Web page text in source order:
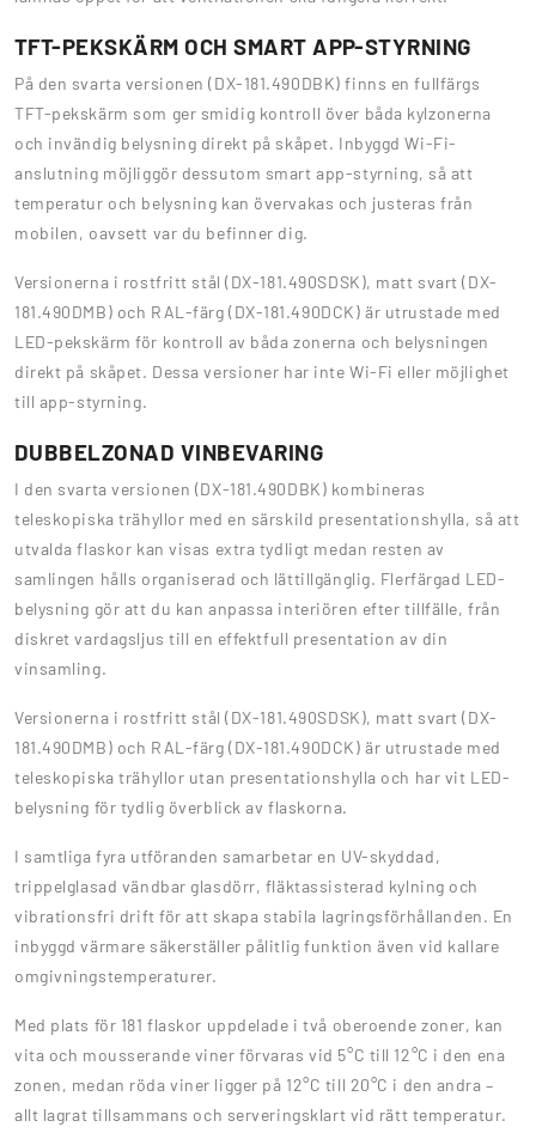
TFT-PEKSKÄRM OCH SMART APP-STYRNING
På den svarta versionen (DX-181.490DBK) finns en fullfärgs
TFT-pekskärm som ger smidig kontroll över båda kylzonerna
och invändig belysning direkt på skåpet. Inbyggd Wi-Fi-
anslutning möjliggör dessutom smart app-styrning, så att
temperatur och belysning kan övervakas och justeras från
mobilen, oavsett var du befinner dig.
Versionerna i rostfritt stål (DX-181.490SDSK), matt svart (DX-
181.490DMB) och RAL-färg (DX-181.490DCK) är utrustade med
LED-pekskärm för kontroll av båda zonerna och belysningen
direkt på skåpet. Dessa versioner har inte Wi-Fi eller möjlighet
till app-styrning.
DUBBELZONAD VINBEVARING
I den svarta versionen (DX-181.490DBK) kombineras
teleskopiska trähyllor med en särskild presentationshylla, så att
utvalda flaskor kan visas extra tydligt medan resten av
samlingen hålls organiserad och lättillgänglig. Flerfärgad LED-
belysning gör att du kan anpassa interiören efter tillfälle, från
diskret vardagsljus till en effektfull presentation av din
vinsamling.
Versionerna i rostfritt stål (DX-181.490SDSK), matt svart (DX-
181.490DMB) och RAL-färg (DX-181.490DCK) är utrustade med
teleskopiska trähyllor utan presentationshylla och har vit LED-
belysning för tydlig överblick av flaskorna.
I samtliga fyra utföranden samarbetar en UV-skyddad,
trippelglasad vändbar glasdörr, fläktassisterad kylning och
vibrationsfri drift för att skapa stabila lagringsförhållanden. En
inbyggd värmare säkerställer pålitlig funktion även vid kallare
omgivningstemperaturer.
Med plats för 181 flaskor uppdelade i två oberoende zoner, kan
vita och mousserande viner förvaras vid 5°C till 12°C i den ena
zonen, medan röda viner ligger på 12°C till 20°C i den andra –
allt lagrat tillsammans och serveringsklart vid rätt temperatur.